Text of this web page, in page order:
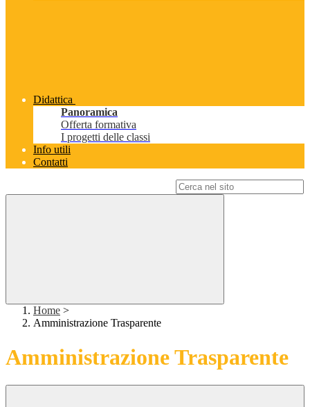
Didattica
Panoramica
Offerta formativa
I progetti delle classi
Info utili
Contatti
Home >
Amministrazione Trasparente
Amministrazione Trasparente